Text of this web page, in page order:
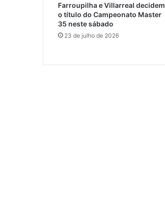
Farroupilha e Villarreal decidem
o título do Campeonato Master
35 neste sábado
23 de julho de 2026